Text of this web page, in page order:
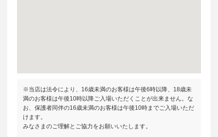
※当店は法令により、16歳未満のお客様は午後6時以降、18歳未
満のお客様は午後10時以降ご入場いただくことが出来ません。な
お、保護者同伴の16歳未満のお客様は午後10時までご入場いただ
けます。
みなさまのご理解とご協力をお願いいたします。